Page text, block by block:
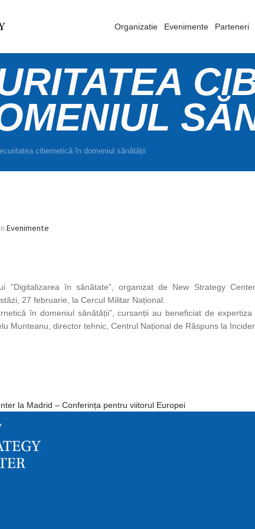
Organizatie Evenimente Parteneri
cibernetică în domeniul sănătății
inEvenimente
”Digitalizarea în sănătate”, organizat de New Strategy
27 februarie, la Cercul Militar Național.
în domeniul sănătății”, cursanții au beneficiat de
Munteanu, director tehnic, Centrul Național de Răspuns la
la Madrid – Conferința pentru viitorul Europei